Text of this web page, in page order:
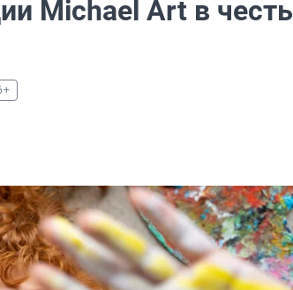
Michael Art в честь